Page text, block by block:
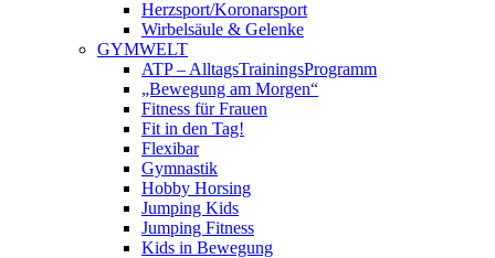
Herzsport/Koronarsport
Wirbelsäule & Gelenke
GYMWELT
ATP – AlltagsTrainingsProgramm
„Bewegung am Morgen“
Fitness für Frauen
Fit in den Tag!
Flexibar
Gymnastik
Hobby Horsing
Jumping Kids
Jumping Fitness
Kids in Bewegung